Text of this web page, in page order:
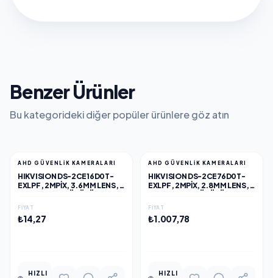
Benzer Ürünler
Bu kategorideki diğer popüler ürünlere göz atın
AHD GÜVENLİK KAMERALARI
HIKVISION DS-2CE16D0T-
EXLPF, 2MPIX, 3.6MM LENS,
LIGHT, IP67, BULLET KAMERA
FIYAT
₺14,27
HIZLI
AHD GÜVENLİK KAMERALARI
HIKVISION DS-2CE76D0T-
EXLPF, 2MPIX, 2.8MM LENS,
DUAL-LIGHT, DOME KAMERA
FIYAT
₺1.007,78
HIZLI